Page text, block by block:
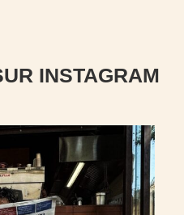
INSTAGRAM
un mois déjà
19